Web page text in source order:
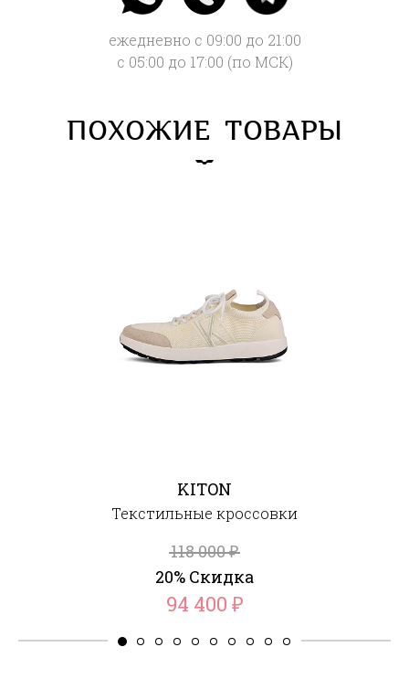
ежедневно с 09:00 до 21:00
с 05:00 до 17:00 (по МСК)
ПОХОЖИЕ ТОВАРЫ
KITON
Текстильные кроссовки
118 000₽
20% Скидка
94 400 ₽